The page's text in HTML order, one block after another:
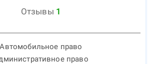
Отзывы 1
Автомобильное право
право